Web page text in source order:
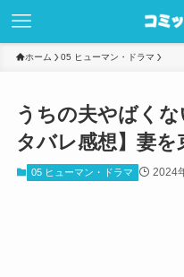
ホーム 05 ヒューマン・ドラマ
うちの夫やばく
タバレ感想】妻を
05 ヒューマン・ドラマ 2024